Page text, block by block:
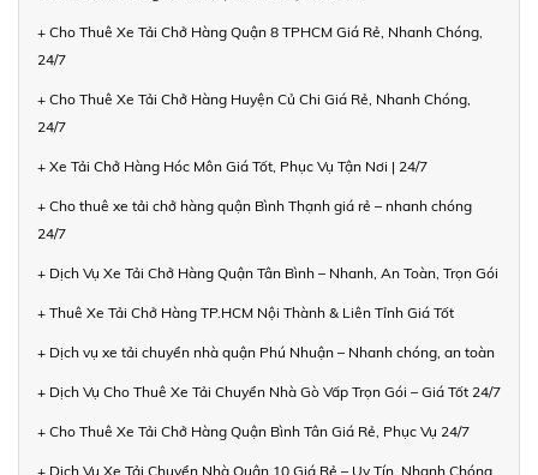
+ Cho Thuê Xe Tải Chở Hàng Quận 8 TPHCM Giá Rẻ, Nhanh Chóng,
24/7
+ Cho Thuê Xe Tải Chở Hàng Huyện Củ Chi Giá Rẻ, Nhanh Chóng,
24/7
+ Xe Tải Chở Hàng Hóc Môn Giá Tốt, Phục Vụ Tận Nơi | 24/7
+ Cho thuê xe tải chở hàng quận Bình Thạnh giá rẻ – nhanh chóng
24/7
+ Dịch Vụ Xe Tải Chở Hàng Quận Tân Bình – Nhanh, An Toàn, Trọn Gói
+ Thuê Xe Tải Chở Hàng TP.HCM Nội Thành & Liên Tỉnh Giá Tốt
+ Dịch vụ xe tải chuyển nhà quận Phú Nhuận – Nhanh chóng, an toàn
+ Dịch Vụ Cho Thuê Xe Tải Chuyển Nhà Gò Vấp Trọn Gói – Giá Tốt 24/7
+ Cho Thuê Xe Tải Chở Hàng Quận Bình Tân Giá Rẻ, Phục Vụ 24/7
+ Dịch Vụ Xe Tải Chuyển Nhà Quận 10 Giá Rẻ – Uy Tín, Nhanh Chóng